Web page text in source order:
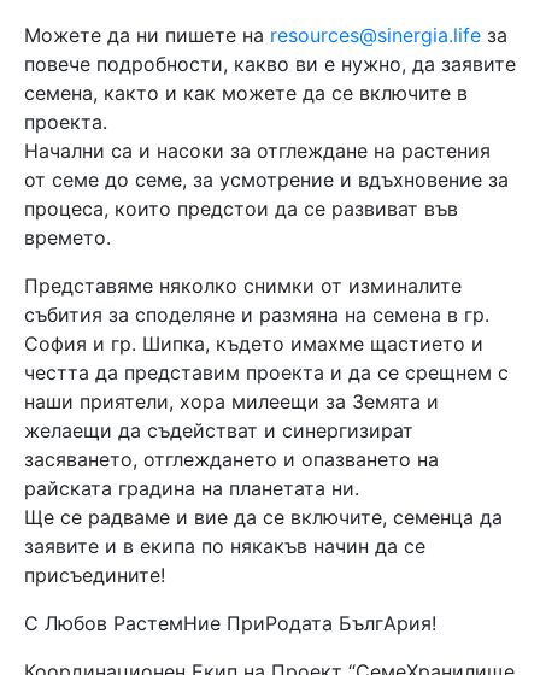
Можете да ни пишете на resources@sinergia.life за
повече подробности, какво ви е нужно, да заявите
семена, както и как можете да се включите в
проекта.
Начални са и насоки за отглеждане на растения
от семе до семе, за усмотрение и вдъхновение за
процеса, които предстои да се развиват във
времето.
Представяме няколко снимки от изминалите
събития за споделяне и размяна на семена в гр.
София и гр. Шипка, където имахме щастието и
честта да представим проекта и да се срещнем с
наши приятели, хора милеещи за Земята и
желаещи да съдействат и синергизират
засяването, отглеждането и опазването на
райската градина на планетата ни.
Ще се радваме и вие да се включите, семенца да
заявите и в екипа по някакъв начин да се
присъедините!
С Любов РастемНие ПриРодата БългАрия!